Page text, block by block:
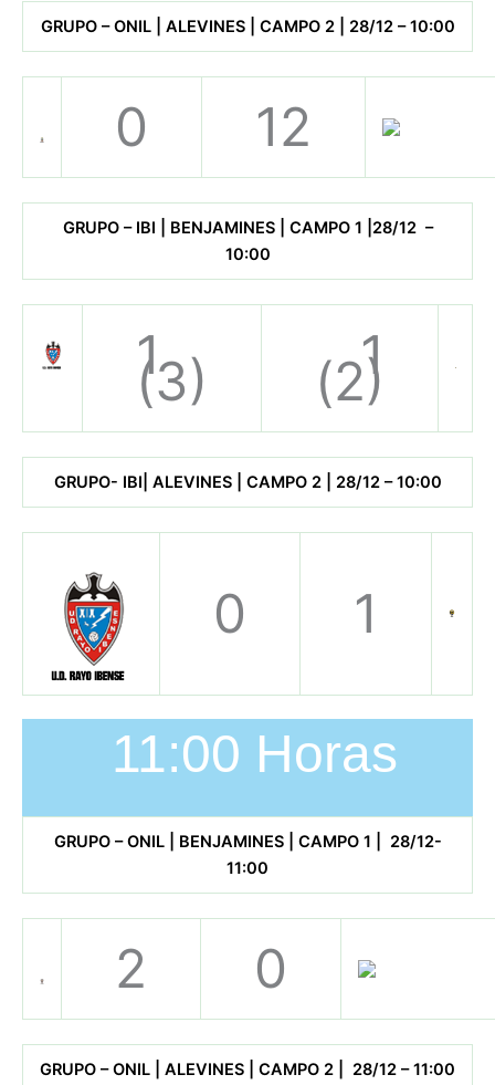
GRUPO – ONIL | ALEVINES | CAMPO 2 | 28/12 – 10:00
0 12
GRUPO – IBI | BENJAMINES | CAMPO 1 |28/12 –
10:00
1
(3) 1
(2)
GRUPO- IBI| ALEVINES | CAMPO 2 | 28/12 – 10:00
0 1
11:00 Horas
GRUPO – ONIL | BENJAMINES | CAMPO 1 | 28/12-
11:00
2 0
GRUPO – ONIL | ALEVINES | CAMPO 2 | 28/12 – 11:00